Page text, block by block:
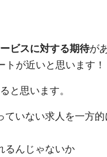
ビスに対する期待が
が近いと思います！
と思います。
ていない求人を一方
るんじゃないか